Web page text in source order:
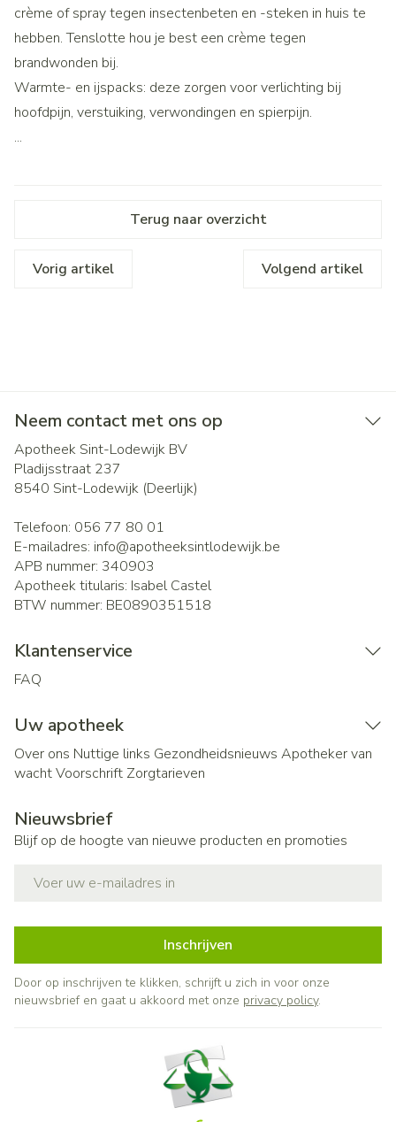
crème of spray tegen insectenbeten en -steken in huis te
hebben. Tenslotte hou je best een crème tegen
brandwonden bij.
Warmte- en ijspacks: deze zorgen voor verlichting bij
hoofdpijn, verstuiking, verwondingen en spierpijn.
...
Terug naar overzicht
Vorig artikel Volgend artikel
Neem contact met ons op
Apotheek Sint-Lodewijk BV
Pladijsstraat 237
8540 Sint-Lodewijk (Deerlijk)
Telefoon: 056 77 80 01
E-mailadres: info@apotheeksintlodewijk.be
APB nummer: 340903
Apotheek titularis: Isabel Castel
BTW nummer: BE0890351518
Klantenservice
FAQ
Uw apotheek
Over ons Nuttige links Gezondheidsnieuws Apotheker van
wachtVoorschrift Zorgtarieven
Nieuwsbrief
Blijf op de hoogte van nieuwe producten en promoties
Inschrijven
Door op inschrijven te klikken, schrijft u zich in voor onze
nieuwsbrief en gaat u akkoord met onze privacy policy.